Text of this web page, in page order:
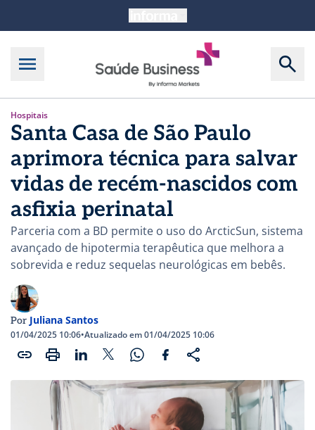
Hospitais
Santa Casa de São Paulo
aprimora técnica para salvar
vidas de recém-nascidos com
asfixia perinatal
Parceria com a BD permite o uso do ArcticSun, sistema
avançado de hipotermia terapêutica que melhora a
sobrevida e reduz sequelas neurológicas em bebês.
Por Juliana Santos
01/04/2025 10:06•Atualizado em 01/04/2025 10:06